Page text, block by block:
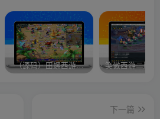
–（源码）田螺西游9.0 假人摆摊18门派飞升渡劫化圣助战最新BB谛听…. 笑傲西游二版-
下一篇